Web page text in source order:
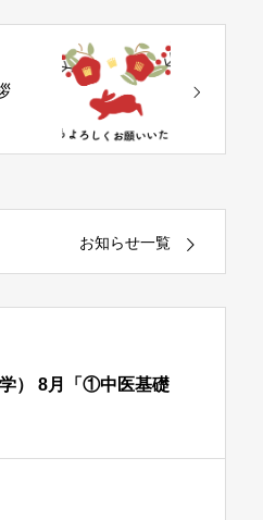
お知らせ一覧
） 8月「①中医基礎